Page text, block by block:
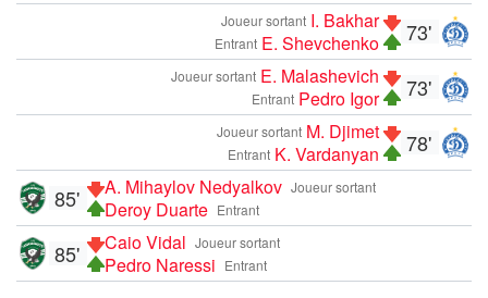
73'
Joueur sortant I. Bakhar
Entrant E. Shevchenko
73'
Joueur sortant E. Malashevich
Entrant Pedro Igor
78'
Joueur sortant M. Djimet
Entrant K. Vardanyan
Joueur sortant
A. Mihaylov Nedyalkov
Entrant
Deroy Duarte
85'
Joueur sortant
Caio Vidal
Entrant
Pedro Naressi
85'